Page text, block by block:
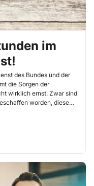
im
des Bundes und der
die Sorgen der
wirklich ernst. Zwar sind
worden, diese
einmal eingestellt und
von Beamten
Mitarbeitern für